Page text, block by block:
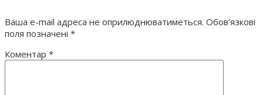
Ваша e-mail адреса не оприлюднюватиметься. Обов’язкові
поля позначені *
Коментар *